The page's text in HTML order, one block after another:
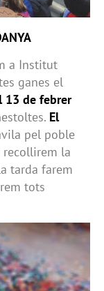
a Institut
ganes el
13 de febrer
El
pel poble
la
tarda farem
tots